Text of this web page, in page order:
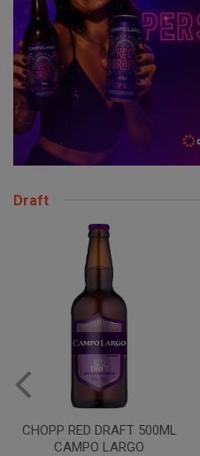
Draft
CHOPP RED DRAFT 500ML
CAMPO LARGO